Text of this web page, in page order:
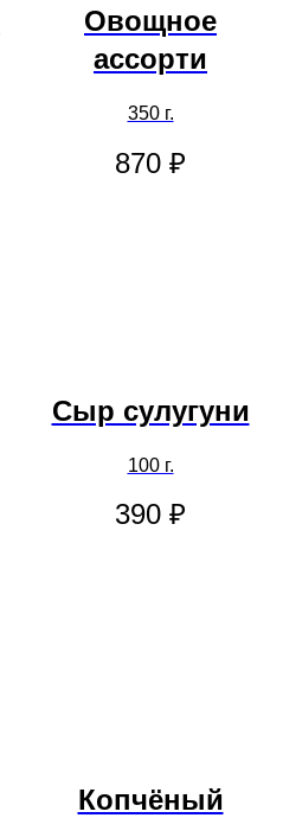
Овощное
ассорти
350 г.
870 ₽
Сыр сулугуни
100 г.
390 ₽
Копчёный